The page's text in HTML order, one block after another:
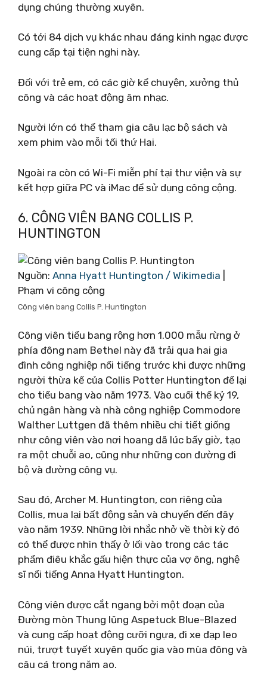
dụng chúng thường xuyên.
Có tới 84 dịch vụ khác nhau đáng kinh ngạc được
cung cấp tại tiện nghi này.
Đối với trẻ em, có các giờ kể chuyện, xưởng thủ
công và các hoạt động âm nhạc.
Người lớn có thể tham gia câu lạc bộ sách và
xem phim vào mỗi tối thứ Hai.
Ngoài ra còn có Wi-Fi miễn phí tại thư viện và sự
kết hợp giữa PC và iMac để sử dụng công cộng.
6. CÔNG VIÊN BANG COLLIS P.
HUNTINGTON
Nguồn: Anna Hyatt Huntington / Wikimedia
Phạm vi công cộng
Công viên bang Collis P. Huntington
Công viên tiểu bang rộng hơn 1.000 mẫu rừng ở
phía đông nam Bethel này đã trải qua hai gia
đình công nghiệp nổi tiếng trước khi được những
người thừa kế của Collis Potter Huntington để lại
cho tiểu bang vào năm 1973. Vào cuối thế kỷ 19,
chủ ngân hàng và nhà công nghiệp Commodore
Walther Luttgen đã thêm nhiều chi tiết giống
như công viên vào nơi hoang dã lúc bấy giờ, tạo
ra một chuỗi ao, cũng như những con đường đi
bộ và đường công vụ.
Sau đó, Archer M. Huntington, con riêng của
Collis, mua lại bất động sản và chuyển đến đây
vào năm 1939. Những lời nhắc nhở về thời kỳ đó
có thể được nhìn thấy ở lối vào trong các tác
phẩm điêu khắc gấu hiện thực của vợ ông, nghệ
sĩ nổi tiếng Anna Hyatt Huntington.
Công viên được cắt ngang bởi một đoạn của
Đường mòn Thung lũng Aspetuck Blue-Blazed
và cung cấp hoạt động cưỡi ngựa, đi xe đạp leo
núi, trượt tuyết xuyên quốc gia vào mùa đông và
câu cá trong năm ao.